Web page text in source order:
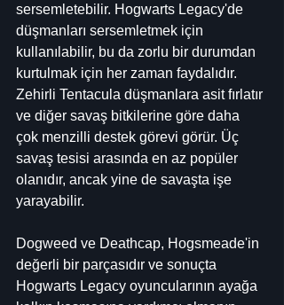
sersemletebilir. Hogwarts Legacy'de
düşmanları sersemletmek için
kullanılabilir, bu da zorlu bir durumdan
kurtulmak için her zaman faydalıdır.
Zehirli Tentacula düşmanlara asit fırlatır
ve diğer savaş bitkilerine göre daha
çok menzilli destek görevi görür. Üç
savaş tesisi arasında en az popüler
olanıdır, ancak yine de savaşta işe
yarayabilir.
Dogweed ve Deathcap, Hogsmeade'in
değerli bir parçasıdır ve sonuçta
Hogwarts Legacy oyuncularının ayağa